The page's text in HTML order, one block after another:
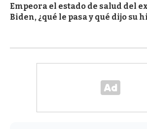
Empeora el estado de salud del
Biden, ¿qué le pasa y qué dijo su